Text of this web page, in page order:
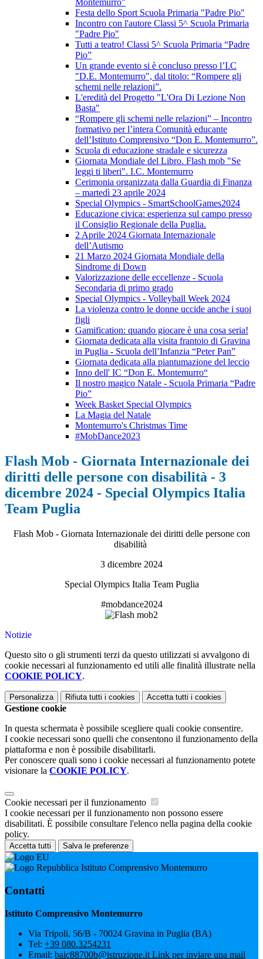
Montemurro"
Festa dello Sport Scuola Primaria "Padre Pio"
Incontro con l'autore Classi 5^ Scuola Primaria
"Padre Pio"
Tutti a teatro! Classi 5^ Scuola Primaria “Padre
Pio”
Un grande evento si è concluso presso l’I.C
"D.E. Montemurro", dal titolo: “Rompere gli
schemi nelle relazioni”.
L'eredità del Progetto "L'Ora Di Lezione Non
Basta"
“Rompere gli schemi nelle relazioni” – Incontro
formativo per l’intera Comunità educante
dell’Istituto Comprensivo “Don E. Montemurro”.
Scuola di educazione stradale e sicurezza
Giornata Mondiale del Libro. Flash mob "Se
leggi ti liberi". I.C. Montemurro
Cerimonia organizzata dalla Guardia di Finanza
– martedì 23 aprile 2024
Special Olympics - SmartSchoolGames2024
Educazione civica: esperienza sul campo presso
il Consiglio Regionale della Puglia.
2 Aprile 2024 Giornata Internazionale
dell’Autismo
21 Marzo 2024 Giornata Mondiale della
Sindrome di Down
Valorizzazione delle eccellenze - Scuola
Secondaria di primo grado
Special Olympics - Volleyball Week 2024
La violenza contro le donne uccide anche i suoi
figli
Gamification: quando giocare è una cosa seria!
Giornata dedicata alla visita frantoio di Gravina
in Puglia - Scuola dell’Infanzia “Peter Pan”
Giornata dedicata alla piantumazione del leccio
Inno dell' IC “Don E. Montemurro“
Il nostro magico Natale - Scuola Primaria “Padre
Pio”
Week Basket Special Olympics
La Magia del Natale
Montemurro's Christmas Time
#MobDance2023
Flash Mob - Giornata Internazionale dei
diritti delle persone con disabilità - 3
dicembre 2024 - Special Olympics Italia
Team Puglia
Flash Mob - Giornata Internazionale dei diritti delle persone con
disabilità
3 dicembre 2024
Special Olympics Italia Team Puglia
#mobdance2024
Notizie
Questo sito o gli strumenti terzi da questo utilizzati si avvalgono di
cookie necessari al funzionamento ed utili alle finalità illustrate nella
COOKIE POLICY.
Personalizza Rifiuta tutti i cookies Accetta tutti i cookies
Gestione cookie
In questa schermata è possibile scegliere quali cookie consentire.
I cookie necessari sono quelli che consentono il funzionamento della
piattaforma e non è possibile disabilitarli.
Per conoscere quali sono i cookie necessari al funzionamento potete
visionare la COOKIE POLICY.
Cookie necessari per il funzionamento
I cookie necessari per il funzionamento non possono essere
disabilitati. È possibile consultare l'elenco nella pagina della cookie
policy.
Accetta tutti Salva le preferenze
Istituto Comprensivo Montemurro
Contatti
Istituto Comprensivo Montemurro
Via Tripoli, 56/B - 70024 Gravina in Puglia (BA)
Tel: +39 080.3254231
Email: baic88700b@istruzione.it Link per inviare una mail